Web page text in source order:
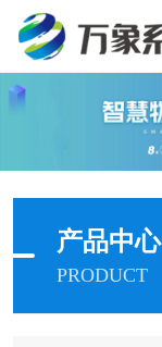
产品中心
PRODUCT